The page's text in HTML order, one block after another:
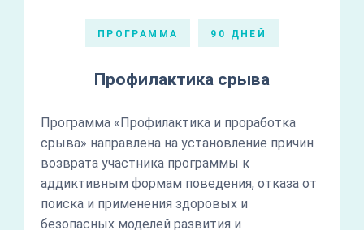
ПРОГРАММА 90 ДНЕЙ
Профилактика срыва
Программа «Профилактика и проработка
срыва» направлена на установление причин
возврата участника программы к
аддиктивным формам поведения, отказа от
поиска и применения здоровых и
безопасных моделей развития и